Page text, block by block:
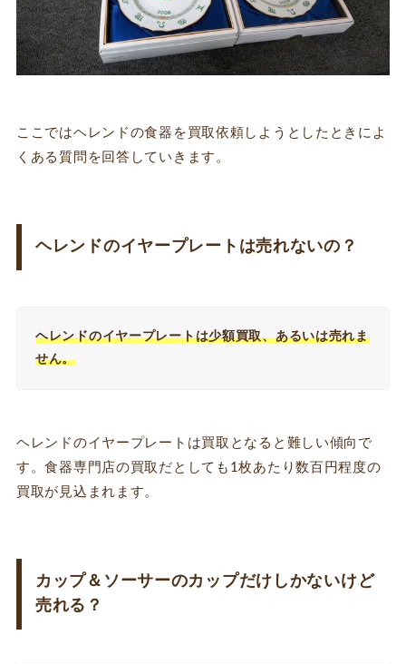
ここではヘレンドの食器を買取依頼しようとしたときによ
くある質問を回答していきます。
ヘレンドのイヤープレートは売れないの？
ヘレンドのイヤープレートは少額買取、あるいは売れま
せん。
ヘレンドのイヤープレートは買取となると難しい傾向で
す。食器専門店の買取だとしても1枚あたり数百円程度の
買取が見込まれます。
カップ＆ソーサーのカップだけしかないけど
売れる？